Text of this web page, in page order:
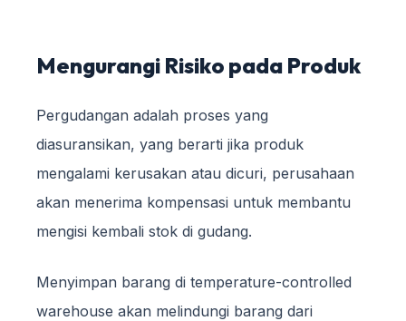
Mengurangi Risiko pada Produk
Pergudangan adalah proses yang
diasuransikan, yang berarti jika produk
mengalami kerusakan atau dicuri, perusahaan
akan menerima kompensasi untuk membantu
mengisi kembali stok di gudang.
Menyimpan barang di temperature-controlled
warehouse akan melindungi barang dari